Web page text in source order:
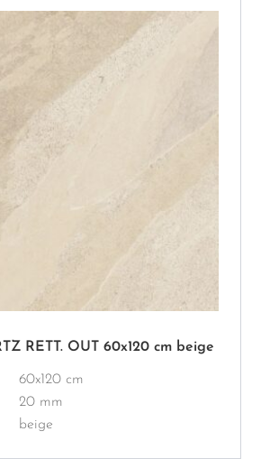
RETT. OUT 60x120 cm beige
60x120 cm
20 mm
beige